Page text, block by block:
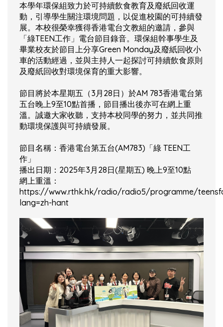
本學年環保組致力於可持續飲食教育及廢紙回收運
動，引導學生關注環境問題，以促進校園的可持續發
展。本校很榮幸獲得香港電台文教組的邀請，參與
「綠TEEN工作」電台節目錄音。環保組幹事學生及
畢業校友於節目上分享Green Monday及廢紙回收小
車的活動經過，並與主持人一起探討可持續飲食原則
及廢紙回收對環境保育的重大影響。
節目將於本星期五（3月28日）於AM 783香港電台第
五台晚上9至10點首播，節目播出後亦可在網上重
溫。誠邀大家收聽，支持本校同學的努力，並共同推
動環境保護與可持續發展。
節目名稱：香港電台第五台(AM783)「綠 TEEN工
作」
播出日期：2025年3月28日(星期五) 晚上9至10點
網上重溫：
https://www.rthk.hk/radio/radio5/programme/
lang=zh-hant